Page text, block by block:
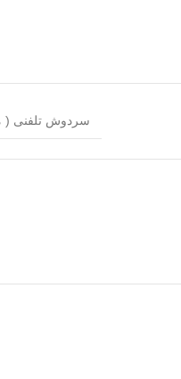
سردوش تلفنی (